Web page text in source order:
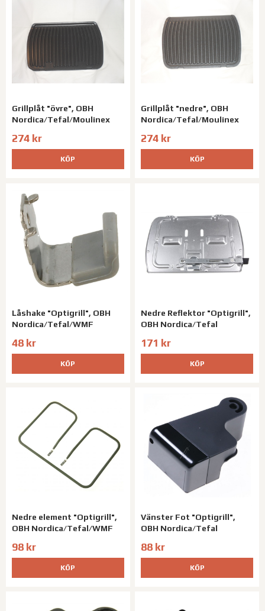
Grillplåt "övre", OBH
Nordica/Tefal/Moulinex
274 kr
KÖP
Grillplåt "nedre", OBH
Nordica/Tefal/Moulinex
274 kr
KÖP
Låshake "Optigrill", OBH
Nordica/Tefal/WMF
48 kr
KÖP
Nedre Reflektor "Optigrill",
OBH Nordica/Tefal
171 kr
KÖP
Nedre element "Optigrill",
OBH Nordica/Tefal/WMF
98 kr
KÖP
Vänster Fot "Optigrill",
OBH Nordica/Tefal
88 kr
KÖP